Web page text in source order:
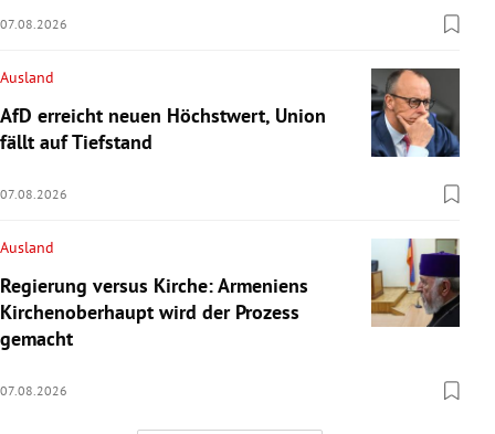
07.08.2026
Ausland
AfD erreicht neuen Höchstwert, Union
fällt auf Tiefstand
07.08.2026
Ausland
Regierung versus Kirche: Armeniens
Kirchenoberhaupt wird der Prozess
gemacht
07.08.2026